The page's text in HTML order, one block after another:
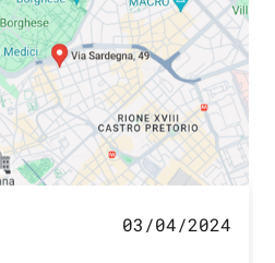
03/04/2024